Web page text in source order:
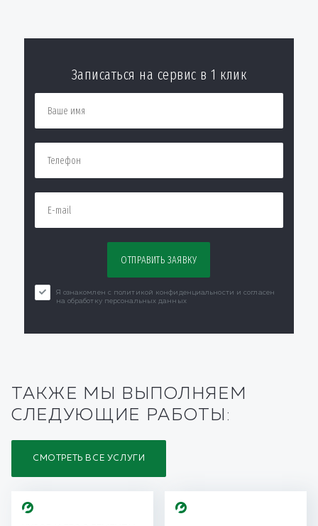
Записаться на сервис в 1 клик
Я ознакомлен с политикой конфиденциальности и согласен
на обработку персональных данных
ТАКЖЕ МЫ ВЫПОЛНЯЕМ
СЛЕДУЮЩИЕ РАБОТЫ:
СМОТРЕТЬ ВСЕ УСЛУГИ